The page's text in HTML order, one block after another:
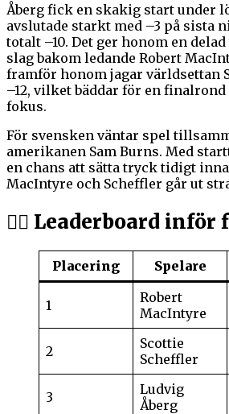
Åberg fick en skakig start under
avslutade starkt med –3 på sista
totalt –10. Det ger honom en
slag bakom ledande Robert
framför honom jagar världsettan
–12, vilket bäddar för en
fokus.
För svensken väntar spel
amerikanen Sam Burns. Med
en chans att sätta tryck tidigt
MacIntyre och Scheffler går ut
🏌️‍♂️ Leaderboard
Placering Spelare
1
Robert
MacIntyre
2
Scottie
Scheffler
3
Ludvig
Åberg